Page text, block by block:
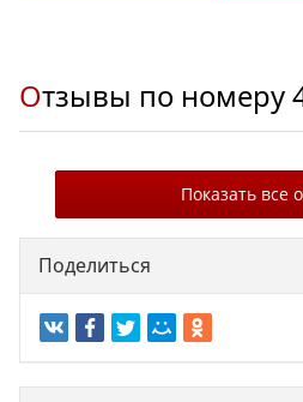
Отзывы по номеру
Показать все
Поделиться